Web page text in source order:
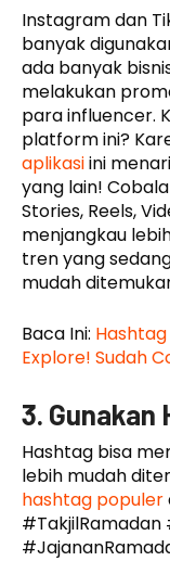
Instagram dan
banyak
ada banyak
melakukan
para influencer.
platform ini?
aplikasiini
yang lain!
Stories, Reels,
menjangkau
tren yang
mudah
Baca Ini:
Explore! Sudah
3. Gunakan
Hashtag bisa
lebih mudah
hashtag populer
#TakjilRamadan